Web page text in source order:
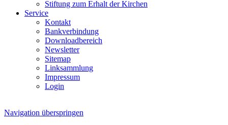
Stiftung zum Erhalt der Kirchen
Service
Kontakt
Bankverbindung
Downloadbereich
Newsletter
Sitemap
Linksammlung
Impressum
Login
Navigation überspringen